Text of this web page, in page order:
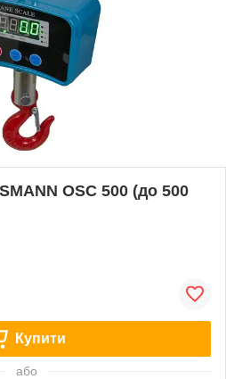
OSC 500 (до 500
Купити
або